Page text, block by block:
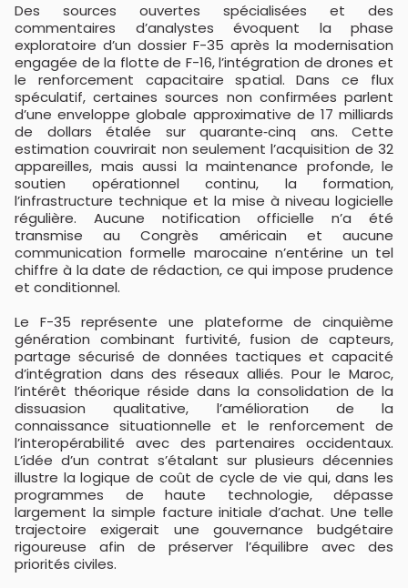
Des sources ouvertes spécialisées et des
commentaires d’analystes évoquent la phase
exploratoire d’un dossier F-35 après la modernisation
engagée de la flotte de F-16, l’intégration de drones et
le renforcement capacitaire spatial. Dans ce flux
spéculatif, certaines sources non confirmées parlent
d’une enveloppe globale approximative de 17 milliards
de dollars étalée sur quarante‑cinq ans. Cette
estimation couvrirait non seulement l’acquisition de 32
appareilles, mais aussi la maintenance profonde, le
soutien opérationnel continu, la formation,
l’infrastructure technique et la mise à niveau logicielle
régulière. Aucune notification officielle n’a été
transmise au Congrès américain et aucune
communication formelle marocaine n’entérine un tel
chiffre à la date de rédaction, ce qui impose prudence
et conditionnel.
Le F-35 représente une plateforme de cinquième
génération combinant furtivité, fusion de capteurs,
partage sécurisé de données tactiques et capacité
d’intégration dans des réseaux alliés. Pour le Maroc,
l’intérêt théorique réside dans la consolidation de la
dissuasion qualitative, l’amélioration de la
connaissance situationnelle et le renforcement de
l’interopérabilité avec des partenaires occidentaux.
L’idée d’un contrat s’étalant sur plusieurs décennies
illustre la logique de coût de cycle de vie qui, dans les
programmes de haute technologie, dépasse
largement la simple facture initiale d’achat. Une telle
trajectoire exigerait une gouvernance budgétaire
rigoureuse afin de préserver l’équilibre avec des
priorités civiles.